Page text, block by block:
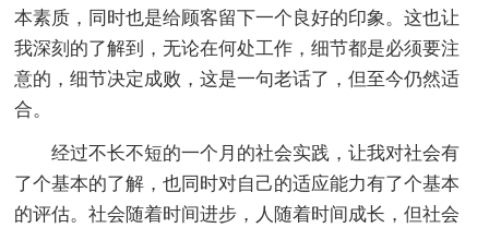
本素质，同时也是给顾客留下一个良好的印象。这也让
我深刻的了解到，无论在何处工作，细节都是必须要注
意的，细节决定成败，这是一句老话了，但至今仍然适
合。
经过不长不短的一个月的社会实践，让我对社会有
了个基本的了解，也同时对自己的适应能力有了个基本
的评估。社会随着时间进步，人随着时间成长，但社会